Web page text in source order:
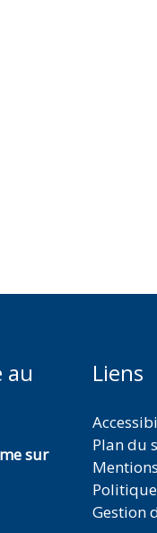
au
sur
Liens
Plan du
Gestion